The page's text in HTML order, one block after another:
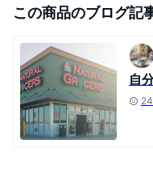
この商品のブログ記
自
24